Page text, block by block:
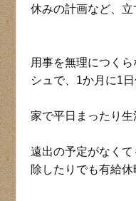
休みの計画など、立
用事を無理につく
シュで、1か月に1
家で平日まったり生
遠出の予定がなく
除したりでも有給休